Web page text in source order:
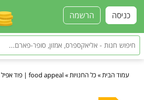
הרשמה כניסה
עמוד הבית »כל החנויות »food appeal | פוד אפיל